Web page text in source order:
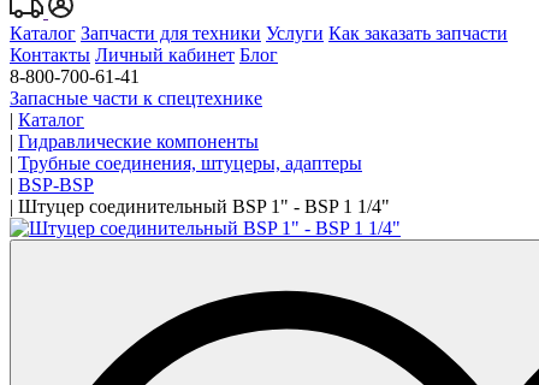
Каталог Запчасти для техники Услуги Как заказать запчасти
Контакты Личный кабинет Блог
8-800-700-61-41
Запасные части к спецтехнике
| Каталог
| Гидравлические компоненты
| Трубные соединения, штуцеры, адаптеры
| BSP-BSP
| Штуцер соединительный BSP 1" - BSP 1 1/4"